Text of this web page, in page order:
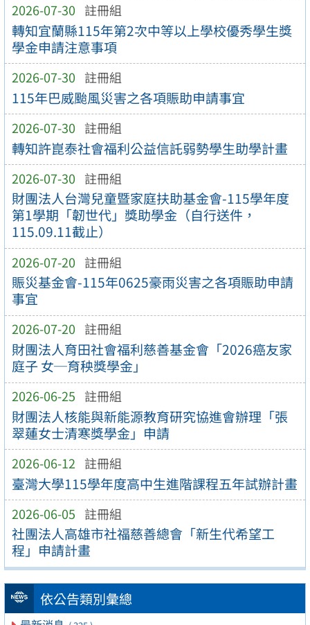
2026-07-30 註冊組
轉知宜蘭縣115年第2次中等以上學校優秀學生獎
學金申請注意事項
2026-07-30 註冊組
115年巴威颱風災害之各項賑助申請事宜
2026-07-30 註冊組
轉知許崑泰社會福利公益信託弱勢學生助學計畫
2026-07-30 註冊組
財團法人台灣兒童暨家庭扶助基金會-115學年度
第1學期「韌世代」獎助學金（自行送件，
115.09.11截止）
2026-07-20 註冊組
賑災基金會-115年0625豪雨災害之各項賑助申請
事宜
2026-07-20 註冊組
財團法人育田社會福利慈善基金會「2026癌友家
庭子 女─育秧獎學金」
2026-06-25 註冊組
財團法人核能與新能源教育研究協進會辦理「張
翠蓮女士清寒獎學金」申請
2026-06-12 註冊組
臺灣大學115學年度高中生進階課程五年試辦計畫
2026-06-05 註冊組
社團法人高雄市社福慈善總會「新生代希望工
程」申請計畫
依公告類別彙總